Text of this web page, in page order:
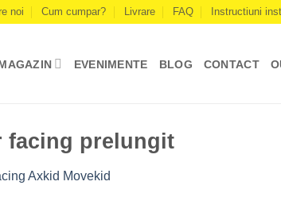
noi Cum cumpar? Livrare FAQ Instructiuni
EVENIMENTE BLOG CONTACT
facing prelungit
Axkid Movekid